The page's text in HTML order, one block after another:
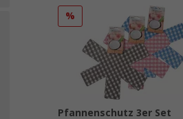
%
Pfannenschutz 3er Set